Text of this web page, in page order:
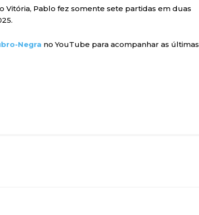
Vitória, Pablo fez somente sete partidas em duas
Negra no YouTube para acompanhar as últimas